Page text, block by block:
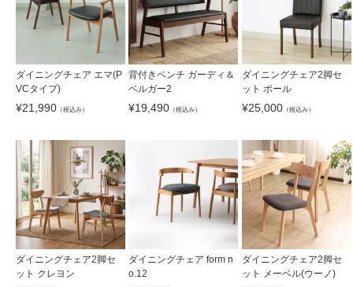
ダイニングチェア エマ(P
VCタイプ)
¥21,990 （税込み）
背付きベンチ ガーディ＆
ベルガー2
¥19,490 （税込み）
ダイニングチェア2脚セ
ット ポール
¥25,000（税込み）
ダイニングチェア2脚セ
ット クレヨン
ダイニングチェア form n
o.12
ダイニングチェア2脚セ
ット メーベル(ウーノ)